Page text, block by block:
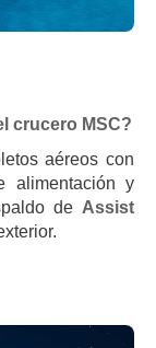
crucero MSC?
aéreos con
alimentación y
de Assist